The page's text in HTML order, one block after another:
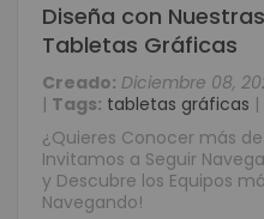
Diseña con
Tabletas Gráficas
Creado: Diciembre 08,
| Tags: tabletas gráficas |
¿Quieres Conocer más
Invitamos a Seguir
y Descubre los Equipos
Navegando!